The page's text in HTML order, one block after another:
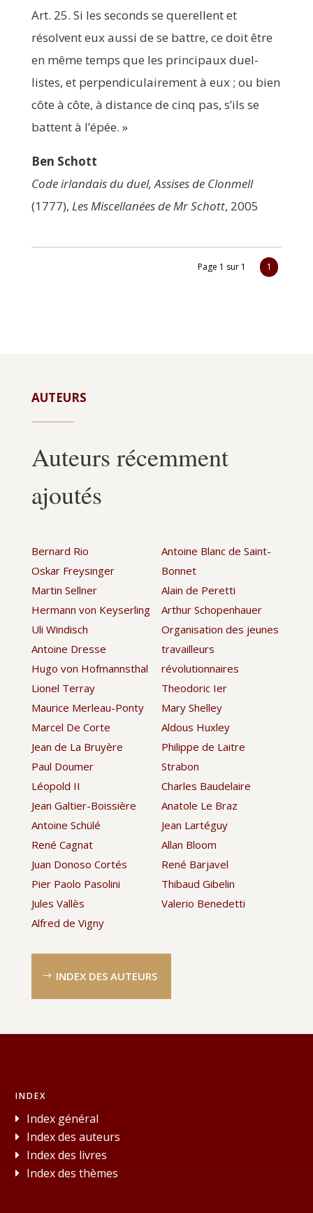
Art. 25. Si les seconds se que­rellent et
résolvent eux aus­si de se battre, ce doit être
en même temps que les prin­ci­paux duel­
listes, et per­pen­di­cu­lai­re­ment à eux ; ou bien
côte à côte, à dis­tance de cinq pas, s’ils se
battent à l’épée. »
Ben Schott
Code irlan­dais du duel, Assises de Clon­mell
(1777), Les Mis­cel­la­nées de Mr Schott, 2005
Page 1 sur 1 1
AUTEURS
Auteurs récemment
ajoutés
Bernard Rio
Oskar Freysinger
Martin Sellner
Hermann von Keyserling
Uli Windisch
Antoine Dresse
Hugo von Hofmannsthal
Lionel Terray
Maurice Merleau-Ponty
Marcel De Corte
Jean de La Bruyère
Paul Doumer
Léopold II
Jean Galtier-Boissière
Antoine Schülé
René Cagnat
Juan Donoso Cortés
Pier Paolo Pasolini
Jules Vallès
Alfred de Vigny
Antoine Blanc de Saint-
Bonnet
Alain de Peretti
Arthur Schopenhauer
Organisation des jeunes
travailleurs
révolutionnaires
Theodoric Ier
Mary Shelley
Aldous Huxley
Philippe de Laitre
Strabon
Charles Baudelaire
Anatole Le Braz
Jean Lartéguy
Allan Bloom
René Barjavel
Thibaud Gibelin
Valerio Benedetti
INDEX DES AUTEURS
INDEX
Index général
Index des auteurs
Index des livres
Index des thèmes